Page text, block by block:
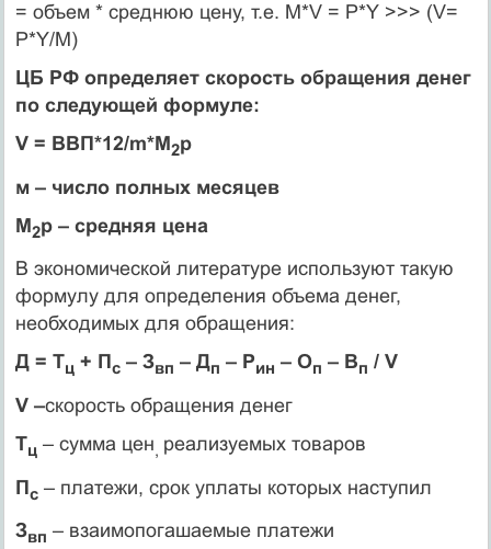
= объем * среднюю цену, т.е. M*V = P*Y >>> (V=
P*Y/M)
ЦБ РФ определяет скорость обращения денег
по следующей формуле:
V = ВВП*12/m*M2p
м – число полных месяцев
M2p – средняя цена
В экономической литературе используют такую
формулу для определения объема денег,
необходимых для обращения:
Д = Tц + Пс– Звп – Дп – Рин – Оп – Вп / V
V –скорость обращения денег
Tц – сумма цен, реализуемых товаров
Пс– платежи, срок уплаты которых наступил
Звп – взаимопогашаемые платежи